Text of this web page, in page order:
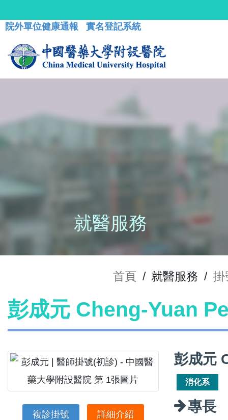
院外單位健康通報 實名登記系統
就醫服務
首頁 / 就醫服務 / 掛
彭成元 Cheng-Yuan
複診掛號 詳細介紹
彭成元
消化系
專長